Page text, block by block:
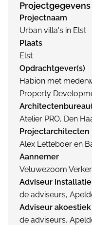
Projectgegevens
Projectnaam
Urban villa's in Elst
Plaats
Elst
Opdrachtgever(s)
Habion met
Property
Atelier PRO, Den
Projectarchitecten
Alex Letteboer en
Aannemer
Veluwezoom
Adviseur
de adviseurs,
Adviseur akoestiek
de adviseurs,